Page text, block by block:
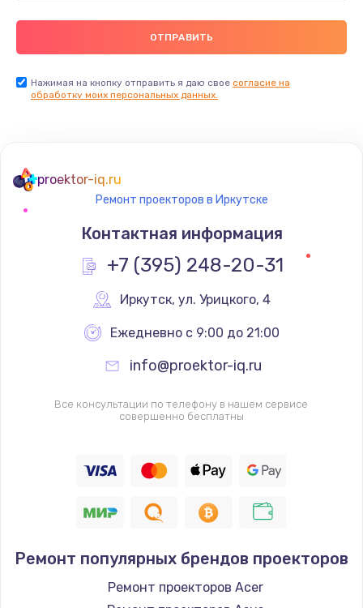
Нажимая на кнопку отправить я даю свое согласие на
обработку моих персональных данных.
proektor-iq.ru
Ремонт проекторов в Иркутске
Контактная информация
+7 (395) 248-20-31
Иркутск, ул. Урицкого, 4
Ежедневно с 9:00 до 21:00
info@proektor-iq.ru
Все консультации по телефону в нашем сервисе
совершенно бесплатны
Ремонт популярных брендов проекторов
Ремонт проекторов Acer